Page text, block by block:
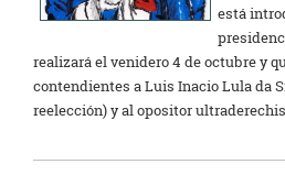
está
realizará el venidero 4 de octubre y
contendientes a Luis Inacio Lula da
reelección) y al opositor